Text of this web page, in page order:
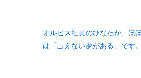
オルビス社員のひなたが、ほ
は「占えない夢がある」です。